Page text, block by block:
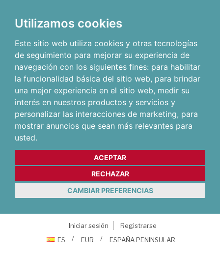
Utilizamos cookies
Este sitio web utiliza cookies y otras tecnologías
de seguimiento para mejorar su experiencia de
navegación con los siguientes fines: para habilitar
la funcionalidad básica del sitio web, para brindar
una mejor experiencia en el sitio web, medir su
interés en nuestros productos y servicios y
personalizar las interacciones de marketing, para
mostrar anuncios que sean más relevantes para
usted.
ACEPTAR
RECHAZAR
CAMBIAR PREFERENCIAS
Iniciar sesión
Registrarse
ES
EUR ESPAÑA PENINSULAR